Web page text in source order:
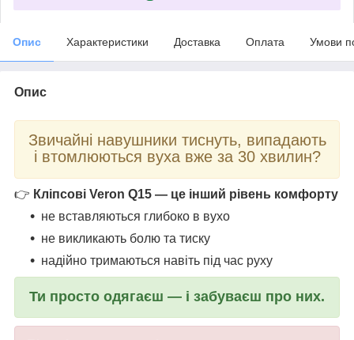
Опис Характеристики Доставка Оплата Умови
Опис
Звичайні навушники тиснуть, випадають
і втомлюються вуха вже за 30 хвилин?
👉 Кліпсові Veron Q15 — це інший рівень комфорту
не вставляються глибоко в вухо
не викликають болю та тиску
надійно тримаються навіть під час руху
Ти просто одягаєш — і забуваєш про них.